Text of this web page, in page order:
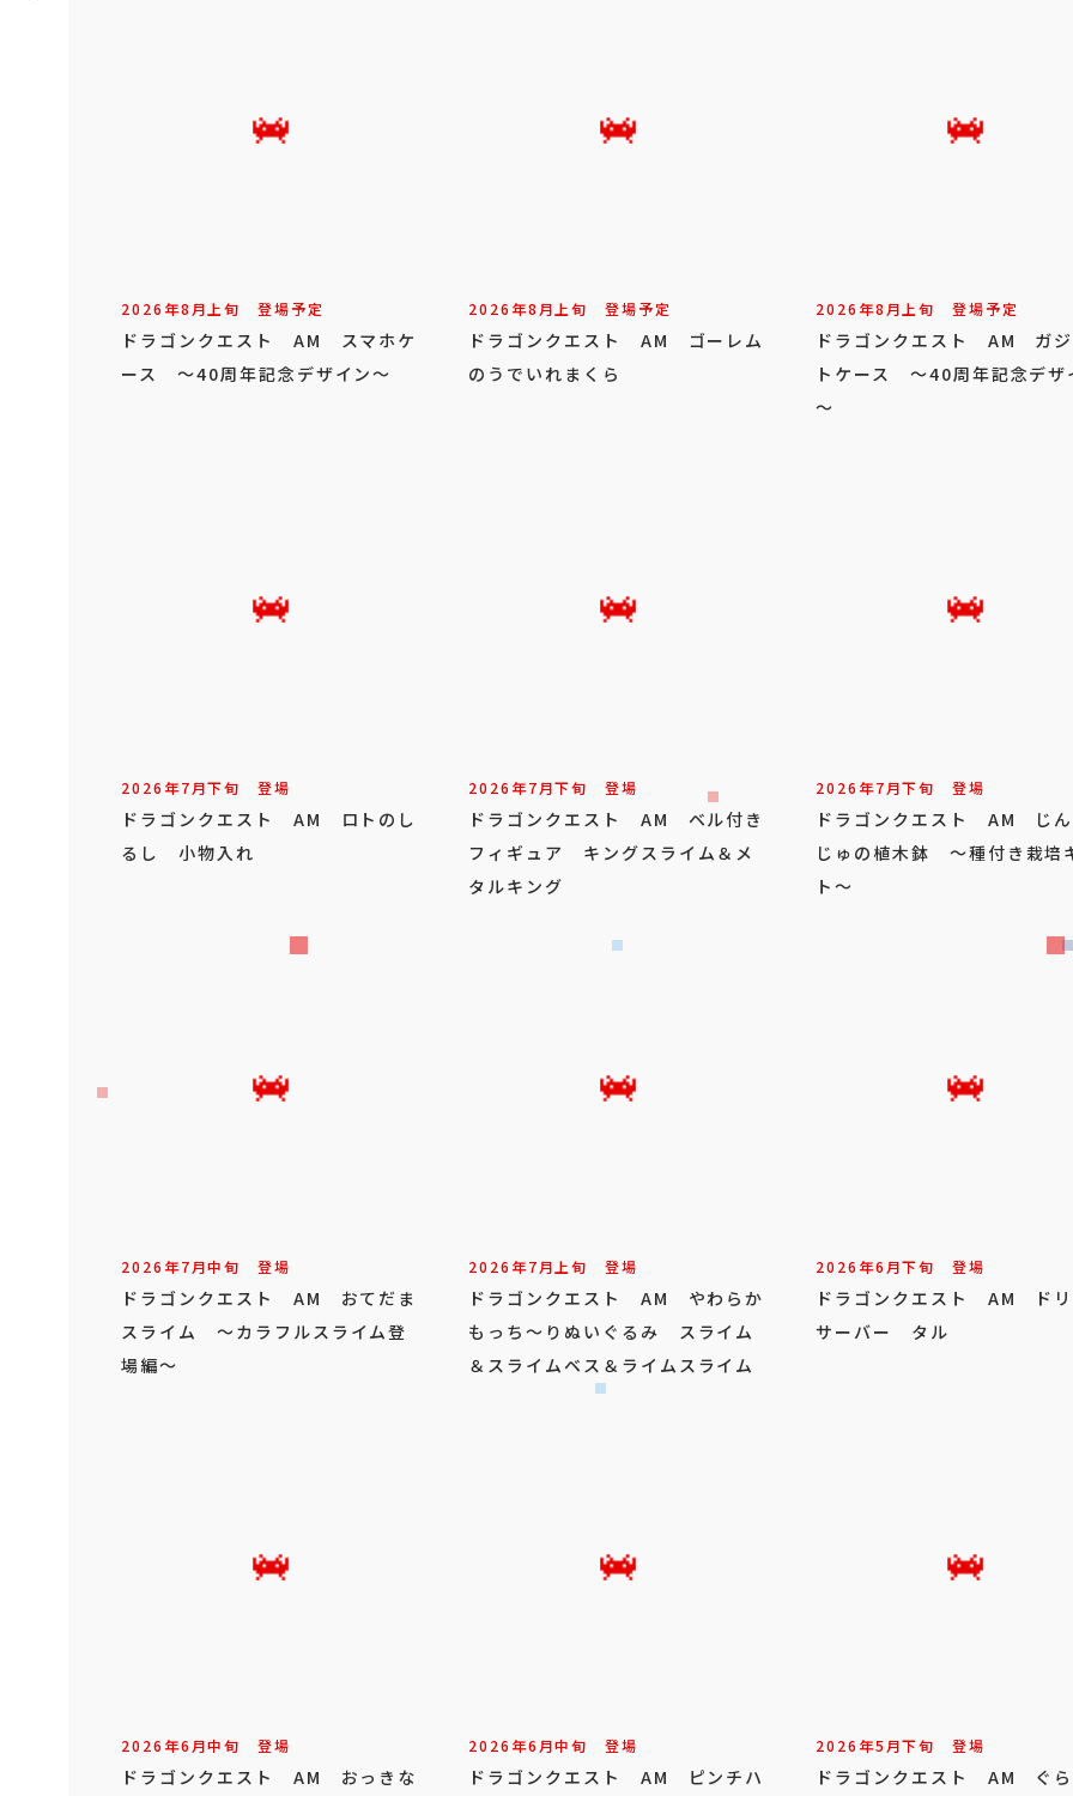
2026年8月上旬 登場予定
ドラゴンクエスト AM スマホケ
ース ～40周年記念デザイン～
2026年8月上旬 登場予定
ドラゴンクエスト AM ゴーレム
のうでいれまくら
2026年8月上旬 登場予定
ドラゴンクエスト AM ガジ
トケース ～40周年記念デザ
～
2026年7月下旬 登場
ドラゴンクエスト AM ロトのし
るし 小物入れ
2026年7月下旬 登場
ドラゴンクエスト AM ベル付き
フィギュア キングスライム＆メ
タルキング
2026年7月下旬 登場
ドラゴンクエスト AM じん
じゅの植木鉢 ～種付き栽培
ト～
2026年7月中旬 登場
ドラゴンクエスト AM おてだま
スライム ～カラフルスライム登
場編～
2026年7月上旬 登場
ドラゴンクエスト AM やわらか
もっち～りぬいぐるみ スライム
＆スライムベス＆ライムスライム
2026年6月下旬 登場
ドラゴンクエスト AM ドリ
サーバー タル
2026年6月中旬 登場
ドラゴンクエスト AM おっきな
2026年6月中旬 登場
ドラゴンクエスト AM ピンチハ
2026年5月下旬 登場
ドラゴンクエスト AM ぐら